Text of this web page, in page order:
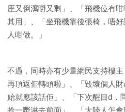
座又倒瀉嘢又剩」、「飛機位有
其用」、「坐飛機靠後張椅，唔
人咁做。」
不過，同時亦有少量網民支持樓
再頂返佢轉頭啦」、「毀壞個人
始就應該話佢」、「下次醒目d，
拎一嘢淋去前面」、「大陸人怎